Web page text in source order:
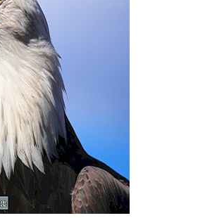
águila calva en el
absolutamente
ver